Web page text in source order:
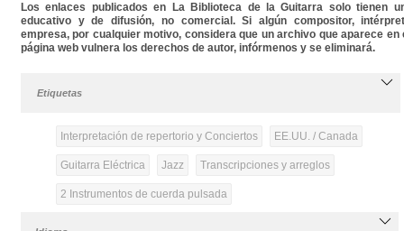
Los enlaces publicados en La Biblioteca de la Guitarra solo tienen
educativo y de difusión, no comercial. Si algún compositor,
empresa, por cualquier motivo, considera que un archivo que aparece en
página web vulnera los derechos de autor, infórmenos y se eliminará.
Etiquetas
Interpretación de repertorio y Conciertos EE.UU. / Canada
Guitarra Eléctrica Jazz Transcripciones y arreglos
2 Instrumentos de cuerda pulsada